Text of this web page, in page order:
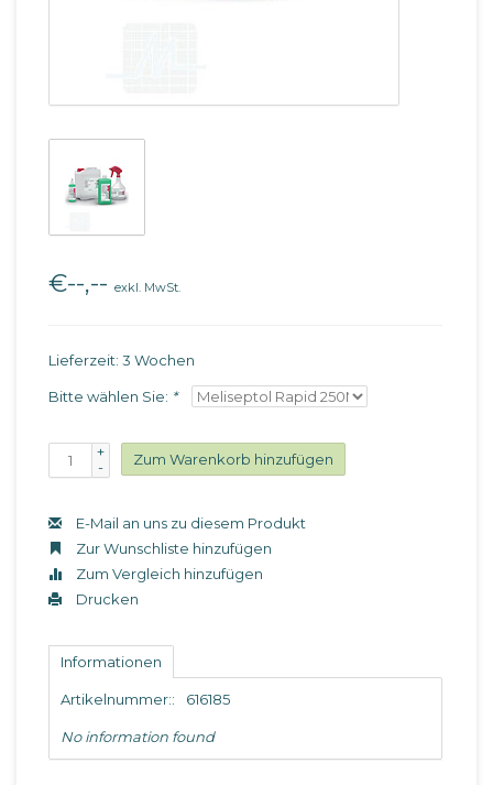
€--,-- exkl. MwSt.
Lieferzeit: 3 Wochen
Bitte wählen Sie: *
+
-
Zum Warenkorb hinzufügen
E-Mail an uns zu diesem Produkt
Zur Wunschliste hinzufügen
Zum Vergleich hinzufügen
Drucken
Informationen
Artikelnummer:: 616185
No information found